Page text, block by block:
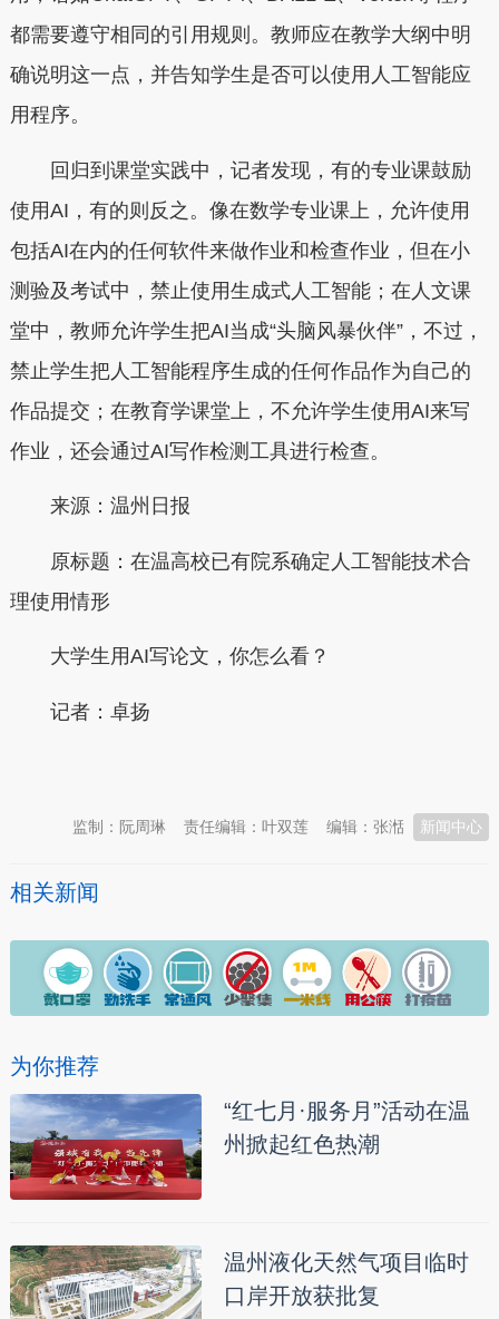
都需要遵守相同的引用规则。教师应在教学大纲中明
确说明这一点，并告知学生是否可以使用人工智能应
用程序。
回归到课堂实践中，记者发现，有的专业课鼓励
使用AI，有的则反之。像在数学专业课上，允许使用
包括AI在内的任何软件来做作业和检查作业，但在小
测验及考试中，禁止使用生成式人工智能；在人文课
堂中，教师允许学生把AI当成“头脑风暴伙伴”，不过，
禁止学生把人工智能程序生成的任何作品作为自己的
作品提交；在教育学课堂上，不允许学生使用AI来写
作业，还会通过AI写作检测工具进行检查。
来源：温州日报
原标题：在温高校已有院系确定人工智能技术合
理使用情形
大学生用AI写论文，你怎么看？
记者：卓扬
新闻中心
编辑：张湉
责任编辑：叶双莲
监制：阮周琳
相关新闻
为你推荐
“红七月·服务月”活动在温
州掀起红色热潮
温州液化天然气项目临时
口岸开放获批复